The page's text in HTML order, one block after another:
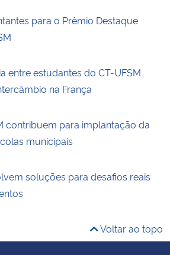
para o Prêmio Destaque
entre estudantes do CT-UFSM
na França
contribuem para implantação da
municipais
soluções para desafios reais
Voltar ao topo